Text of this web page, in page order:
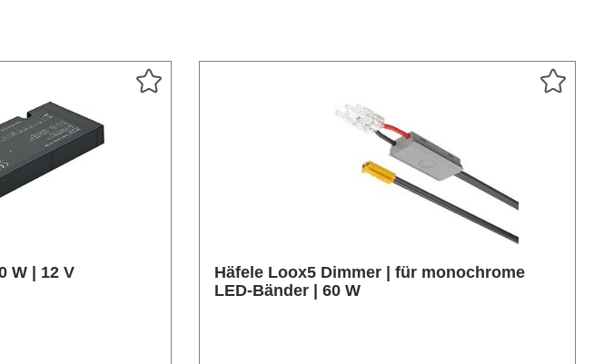
W | 12 V
Häfele Loox5 Dimmer | für monochrome
LED-Bänder | 60 W